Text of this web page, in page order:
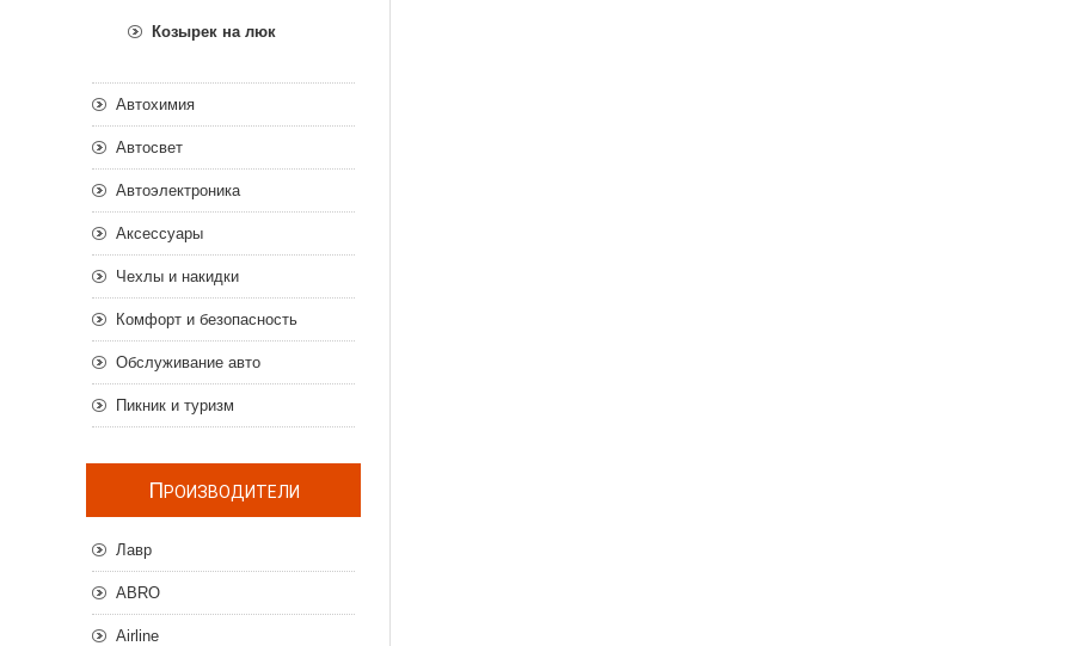
Козырек на люк
Автохимия
Автосвет
Автоэлектроника
Аксессуары
Чехлы и накидки
Комфорт и безопасность
Обслуживание авто
Пикник и туризм
ПРОИЗВОДИТЕЛИ
Лавр
ABRO
Airline